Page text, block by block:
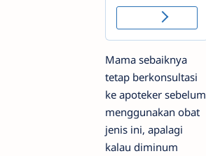
Mama sebaiknya
tetap berkonsultasi
ke apoteker sebelum
menggunakan obat
jenis ini, apalagi
kalau diminum